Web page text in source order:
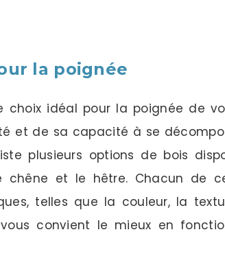
la poignée
choix idéal pour la poignée de
et de sa capacité à se
plusieurs options de bois
chêne et le hêtre. Chacun de
telles que la couleur, la
convient le mieux en